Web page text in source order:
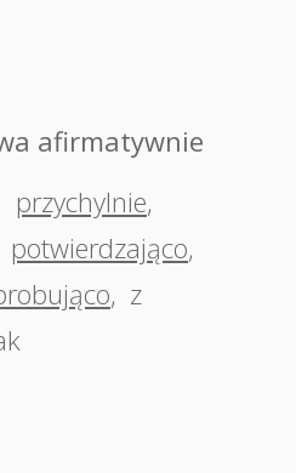
afirmatywnie
przychylnie,
potwierdzająco,
, z